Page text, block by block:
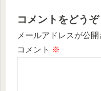
コメントをどうぞ
メールアドレスが公
コメント ※